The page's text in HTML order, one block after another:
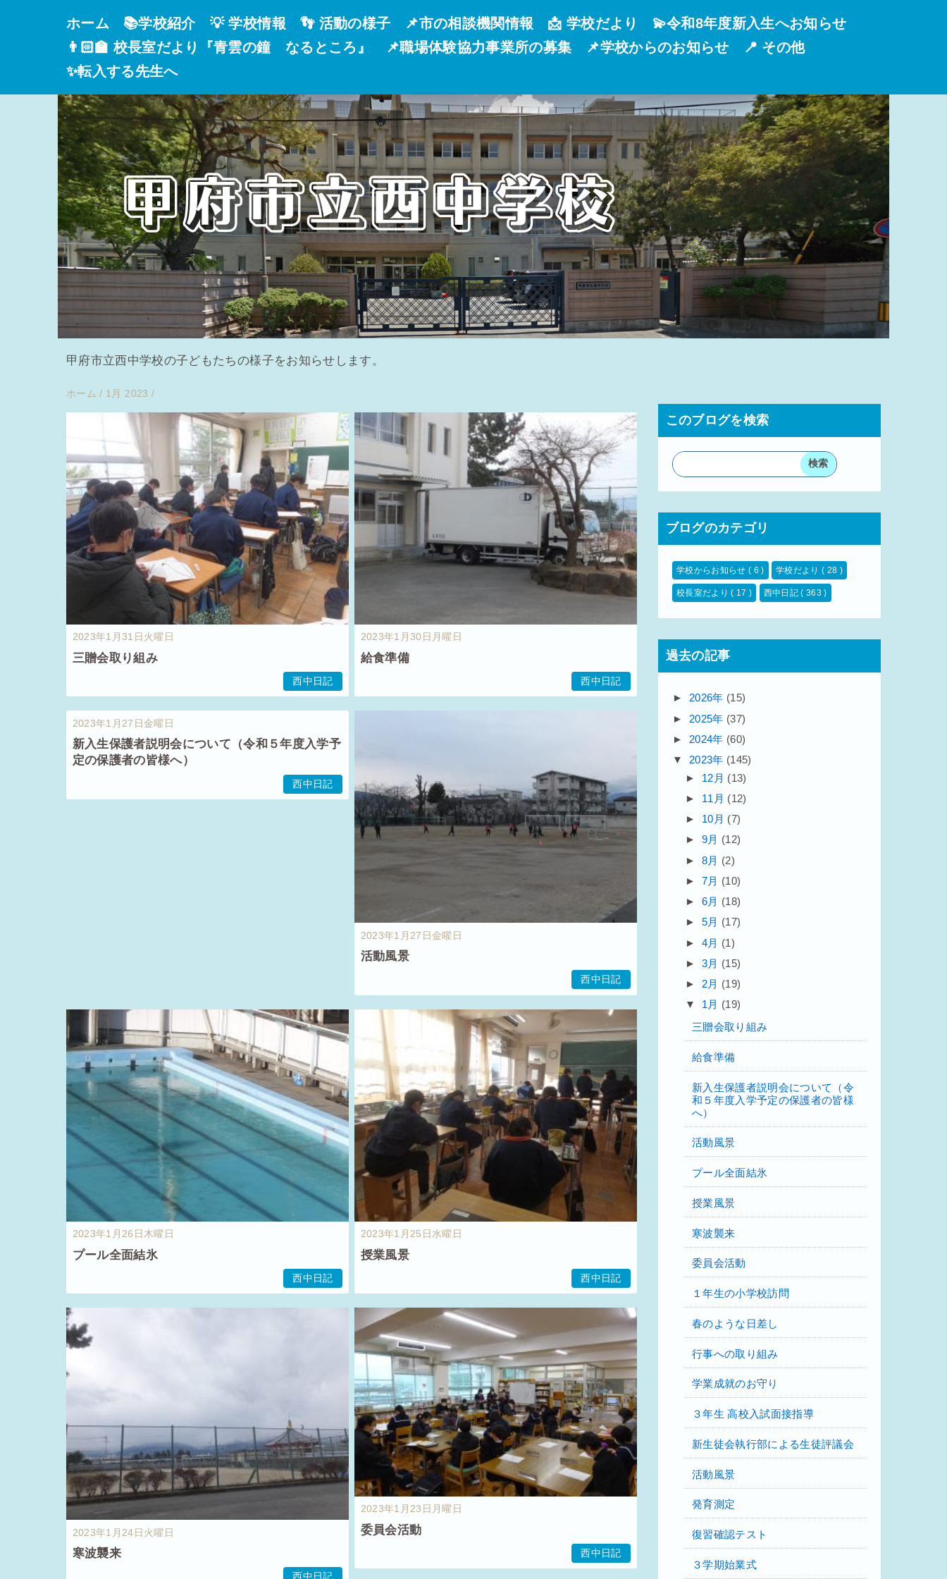
ホーム 📚学校紹介 💡 学校情報 👣 活動の様子 📌市の相談機関情報 📩 学校だより
💫令和8年度新入生へお知らせ
👨🏻‍🏫 校長室だより『青雲の鐘 なるところ』
📌職場体験協力事業所の募集 📌学校からのお知らせ
📍 その他
✨転入する先生へ
甲府市立西中学校の子どもたちの様子をお知らせします。
ホーム / 1月 2023 /
2023年1月31日火曜日
三贈会取り組み
西中日記
2023年1月30日月曜日
給食準備
西中日記
2023年1月27日金曜日
新入生保護者説明会について（令和５年度入学予
定の保護者の皆様へ）
西中日記
2023年1月27日金曜日
活動風景
西中日記
2023年1月26日木曜日
プール全面結氷
西中日記
2023年1月25日水曜日
授業風景
西中日記
2023年1月24日火曜日
寒波襲来
西中日記
2023年1月23日月曜日
委員会活動
西中日記
このブログを検索
ブログのカテゴリ
学校からお知らせ ( 6 ) 学校だより( 28 )
校長室だより( 17 ) 西中日記( 363 )
過去の記事
► 2026年 (15)
► 2025年 (37)
► 2024年 (60)
▼ 2023年 (145)
► 12月 (13)
► 11月 (12)
► 10月 (7)
► 9月 (12)
► 8月 (2)
► 7月 (10)
► 6月 (18)
► 5月 (17)
► 4月 (1)
► 3月 (15)
► 2月 (19)
▼ 1月 (19)
三贈会取り組み
給食準備
新入生保護者説明会について（令
和５年度入学予定の保護者の皆様
へ）
活動風景
プール全面結氷
授業風景
寒波襲来
委員会活動
１年生の小学校訪問
春のような日差し
行事への取り組み
学業成就のお守り
３年生 高校入試面接指導
新生徒会執行部による生徒評議会
活動風景
発育測定
復習確認テスト
３学期始業式